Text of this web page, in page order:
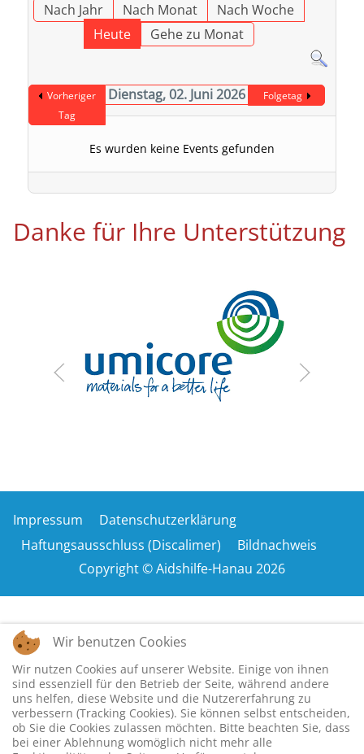
Nach Jahr Nach Monat
Nach Woche
Heute
Gehe zu Monat
Vorheriger
Tag
Dienstag, 02. Juni 2026 Folgetag
Es wurden keine Events gefunden
Danke für Ihre Unterstützung
Impressum
Datenschutzerklärung
Haftungsausschluss (Discalimer)
Bildnachweis
Copyright © Aidshilfe-Hanau 2026
Wir benutzen Cookies
Wir nutzen Cookies auf unserer Website. Einige von ihnen
sind essenziell für den Betrieb der Seite, während andere
uns helfen, diese Website und die Nutzererfahrung zu
verbessern (Tracking Cookies). Sie können selbst entscheiden,
ob Sie die Cookies zulassen möchten. Bitte beachten Sie, dass
bei einer Ablehnung womöglich nicht mehr alle